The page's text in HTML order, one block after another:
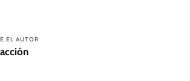
EL AUTOR